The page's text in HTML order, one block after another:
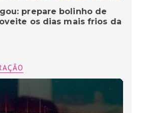
prepare bolinho de
os dias mais frios da